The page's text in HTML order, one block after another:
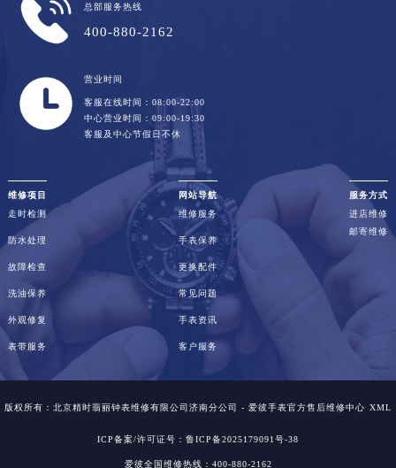
总部服务热线
400-880-2162
营业时间
客服在线时间：08:00-22:00
中心营业时间：09:00-19:30
客服及中心节假日不休
维修项目
走时检测
防水处理
故障检查
洗油保养
外观修复
表带服务
网站导航
维修服务
手表保养
更换配件
常见问题
手表资讯
客户服务
服务方式
进店维修
邮寄维修
版权所有：北京精时翡丽钟表维修有限公司济南分公司 - 爱彼手表官方售后维修中心 XML
ICP备案/许可证号：鲁ICP备2025179091号-38
爱彼全国维修热线：400-880-2162